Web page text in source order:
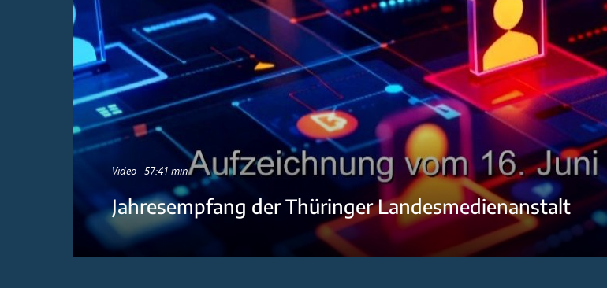
Video - 57:41 min
Jahresempfang der Thüringer Landesmedienanstalt